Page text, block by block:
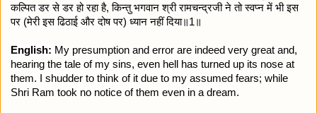
कल्पित डर से डर हो रहा है, किन्तु भगवान श्री रामचन्द्रजी ने तो स्वप्न में भी इस
पर (मेरी इस ढिठाई और दोष पर) ध्यान नहीं दिया॥1॥
English: My presumption and error are indeed very great and,
hearing the tale of my sins, even hell has turned up its nose at
them. I shudder to think of it due to my assumed fears; while
Shri Ram took no notice of them even in a dream.